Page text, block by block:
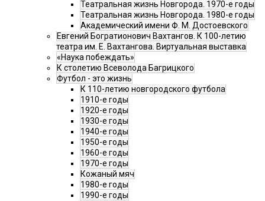
Театральная жизнь Новгорода. 1970-е годы
Театральная жизнь Новгорода. 1980-е годы
Академический имени Ф. М. Достоевского
Евгений Богратионович Вахтангов. К 100-летию
театра им. Е. Вахтангова. Виртуальная выставка
«Наука побеждать»
К столетию Всеволода Багрицкого
Футбол - это жизнь
К 110-летию новгородского футбола
1910-е годы
1920-е годы
1930-е годы
1940-е годы
1950-е годы
1960-е годы
1970-е годы
Кожаный мяч
1980-е годы
1990-е годы